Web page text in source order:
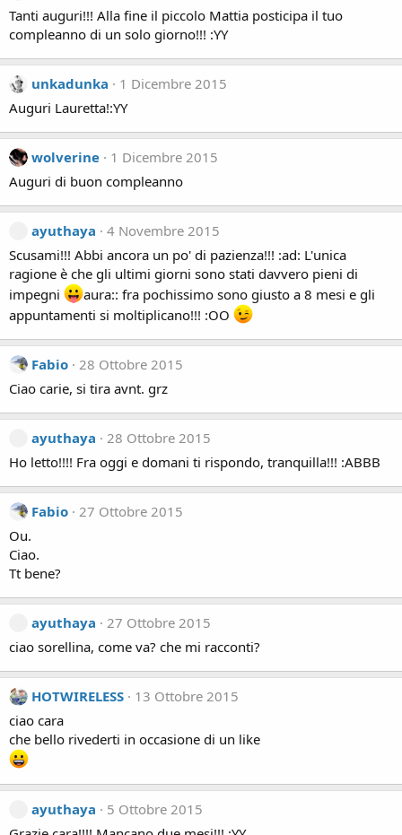
Tanti auguri!!! Alla fine il piccolo Mattia posticipa il tuo
compleanno di un solo giorno!!! :YY
unkadunka
1 Dicembre 2015
Auguri Lauretta!:YY
wolverine
1 Dicembre 2015
Auguri di buon compleanno
ayuthaya
4 Novembre 2015
Scusami!!! Abbi ancora un po' di pazienza!!! :ad: L'unica
ragione è che gli ultimi giorni sono stati davvero pieni di
impegni
aura:: fra pochissimo sono giusto a 8 mesi e gli
appuntamenti si moltiplicano!!! :OO
Fabio 28 Ottobre 2015
Ciao carie, si tira avnt. grz
ayuthaya
28 Ottobre 2015
Ho letto!!!! Fra oggi e domani ti rispondo, tranquilla!!! :ABBB
Fabio 27 Ottobre 2015
Ou.
Ciao.
Tt bene?
ayuthaya
27 Ottobre 2015
ciao sorellina, come va? che mi racconti?
HOTWIRELESS
13 Ottobre 2015
ciao cara
che bello rivederti in occasione di un like
ayuthaya
5 Ottobre 2015